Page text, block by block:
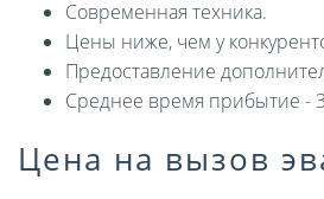
Современная техника.
Цены ниже, чем у
Предоставление
Среднее время прибытие -
Цена на вызов